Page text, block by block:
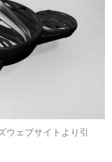
ウェブサイトより引